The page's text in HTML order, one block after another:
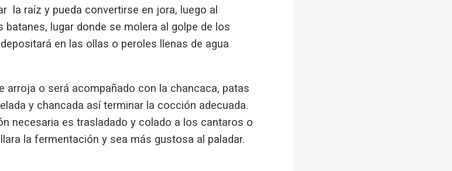
la raíz y pueda convertirse en jora, luego al
lugar donde se molera al golpe de los
en las ollas o peroles llenas de agua
arroja o será acompañado con la chancaca, patas
y chancada así terminar la cocción adecuada.
necesaria es trasladado y colado a los cantaros o
la fermentación y sea más gustosa al paladar.